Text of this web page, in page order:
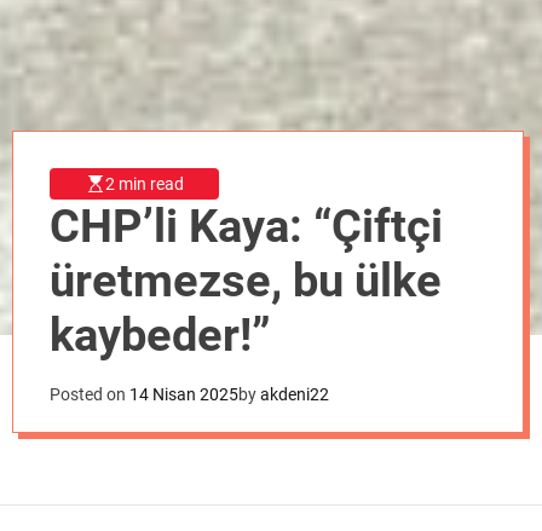
d
2 min read
CHP’li Kaya: “Çiftçi
üretmezse, bu ülke
kaybeder!”
Posted on 14 Nisan 2025byakdeni22